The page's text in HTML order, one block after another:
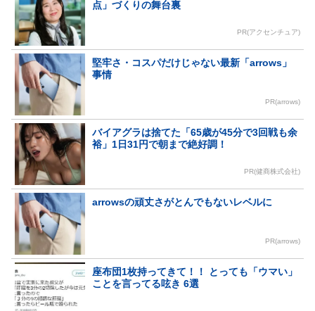
点」づくりの舞台裏
PR(アクセンチュア)
堅牢さ・コスパだけじゃない最新「arrows」
事情
PR(arrows)
バイアグラは捨てた「65歳が45分で3回戦も余
裕」1日31円で朝まで絶好調！
PR(健商株式会社)
arrowsの頑丈さがとんでもないレベルに
PR(arrows)
座布団1枚持ってきて！！ とっても「ウマい」
ことを言ってる呟き 6選